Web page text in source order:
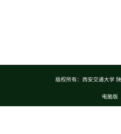
版权所有：西安交通大学
电脑版